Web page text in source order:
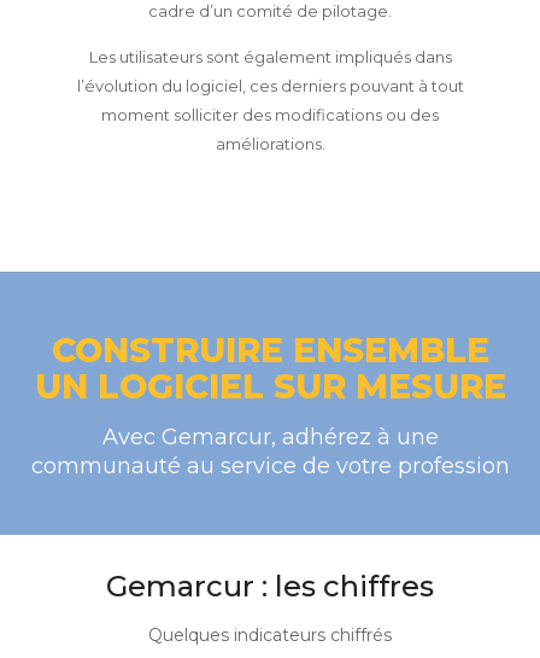
cadre d’un comité de pilotage.
Les utilisateurs sont également impliqués dans
l’évolution du logiciel, ces derniers pouvant à tout
moment solliciter des modifications ou des
améliorations.
CONSTRUIRE ENSEMBLE
UN LOGICIEL SUR MESURE
Avec Gemarcur, adhérez à une
communauté au service de votre profession
Gemarcur : les chiffres
Quelques indicateurs chiffrés